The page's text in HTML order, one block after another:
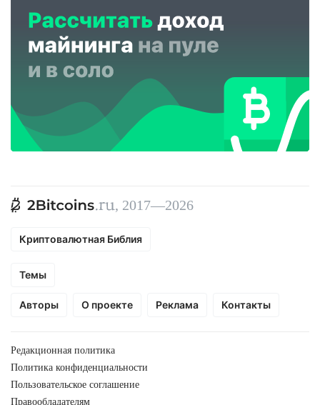
, 2017—2026
Криптовалютная Библия
Темы
Авторы О проекте Реклама Контакты
Редакционная политика
Политика конфиденциальности
Пользовательское соглашение
Правообладателям